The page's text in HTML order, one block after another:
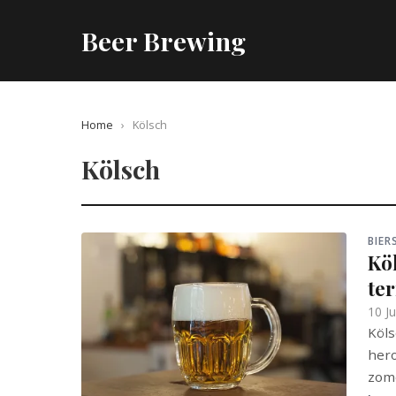
Beer Brewing
Home › Kölsch
Kölsch
10